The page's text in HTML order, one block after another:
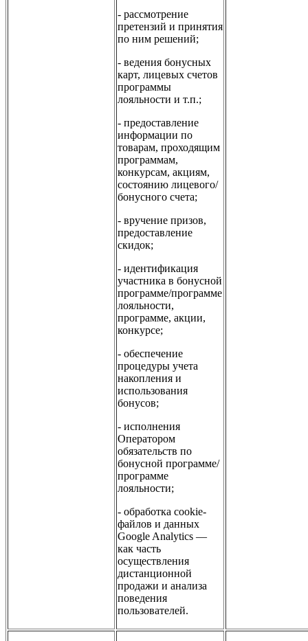
- рассмотрение
претензий и принятия
по ним решений;
- ведения бонусных
карт, лицевых счетов
программы
лояльности и т.п.;
- предоставление
информации по
товарам, проходящим
программам,
конкурсам, акциям,
состоянию лицевого/
бонусного счета;
- вручение призов,
предоставление
скидок;
- идентификация
участника в бонусной
программе/программе
лояльности,
программе, акции,
конкурсе;
- обеспечение
процедуры учета
накопления и
использования
бонусов;
- исполнения
Оператором
обязательств по
бонусной программе/
программе
лояльности;
- обработка cookie-
файлов и данных
Google Analytics —
как часть
осуществления
дистанционной
продажи и анализа
поведения
пользователей.